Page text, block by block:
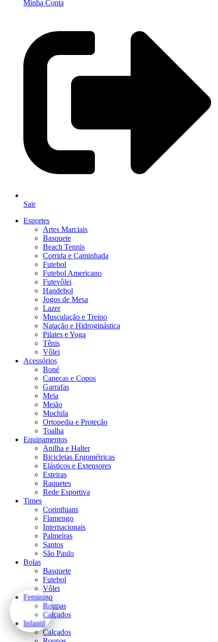
Minha Conta
Sair
Esportes
Artes Marciais
Basquete
Beach Tennis
Corrida e Caminhada
Futebol
Futebol Americano
Futevôlei
Handebol
Jogos de Mesa
Lazer
Musculação e Treino
Natação e Hidroginástica
Pilates e Yoga
Tênis
Vôlei
Acessórios
Boné
Canecas e Copos
Garrafas
Meia
Meião
Mochila
Ortopedia e Proteção
Toalha
Equipamentos
Anilha e Halter
Bicicletas Ergométricas
Elásticos e Extensores
Esteiras
Raquetes
Rede Esportiva
Times
Corinthians
Flamengo
Internacionais
Palmeiras
Santos
São Paulo
Bolas
Basquete
Futebol
Vôlei
Feminino
Roupas
Calçados
Infantil
Calçados